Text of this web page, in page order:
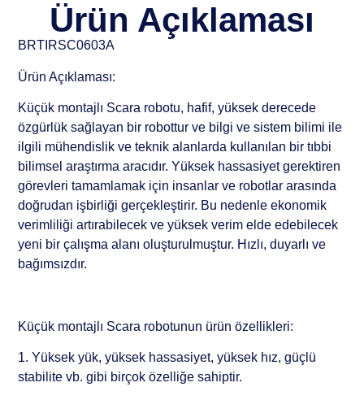
Ürün Açıklaması
BRTIRSC0603A
Ürün Açıklaması:
Küçük montajlı Scara robotu, hafif, yüksek derecede
özgürlük sağlayan bir robottur ve bilgi ve sistem bilimi ile
ilgili mühendislik ve teknik alanlarda kullanılan bir tıbbi
bilimsel araştırma aracıdır. Yüksek hassasiyet gerektiren
görevleri tamamlamak için insanlar ve robotlar arasında
doğrudan işbirliği gerçekleştirir. Bu nedenle ekonomik
verimliliği artırabilecek ve yüksek verim elde edebilecek
yeni bir çalışma alanı oluşturulmuştur. Hızlı, duyarlı ve
bağımsızdır.
Küçük montajlı Scara robotunun ürün özellikleri:
1. Yüksek yük, yüksek hassasiyet, yüksek hız, güçlü
stabilite vb. gibi birçok özelliğe sahiptir.